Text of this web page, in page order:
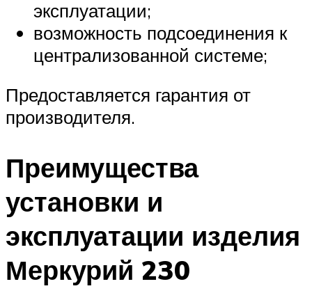
эксплуатации;
возможность подсоединения к
централизованной системе;
Предоставляется гарантия от
производителя.
Преимущества
установки и
эксплуатации изделия
Меркурий 230